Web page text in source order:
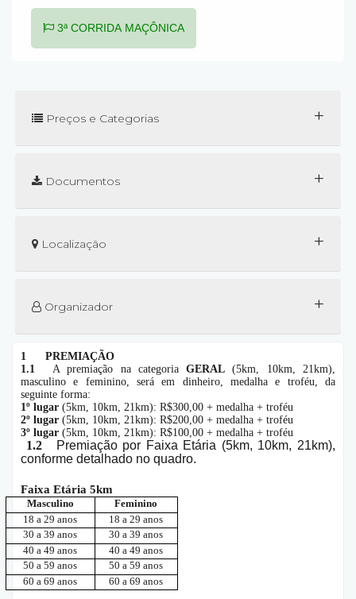
3ª CORRIDA MAÇÔNICA
Preços e Categorias +
Documentos +
Localização +
Organizador +
1
PREMIAÇÃO
1.1
A premiação na categoriaGERAL (5km, 10km, 21km),
masculino e feminino, será em dinheiro, medalha e troféu, da
seguinte forma:
1º lugar (5km, 10km, 21km): R$300,00 + medalha + troféu
2º lugar (5km, 10km, 21km): R$200,00 + medalha + troféu
3º lugar (5km, 10km, 21km): R$100,00 + medalha + troféu
1.2
Premiação por Faixa Etária (5km, 10km, 21km),
conforme detalhado no quadro.
Faixa Etária 5km
Masculino
Feminino
18 a 29 anos
18 a 29 anos
30 a 39 anos
30 a 39 anos
40 a 49 anos
40 a 49 anos
50 a 59 anos
50 a 59 anos
60 a 69 anos
60 a 69 anos